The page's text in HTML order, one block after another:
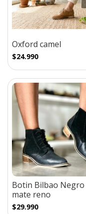
Oxford camel
$24.990
Botin Bilbao Negro
mate reno
$29.990